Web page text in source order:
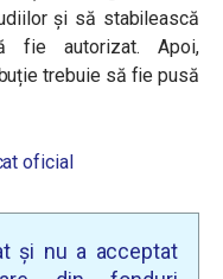
și să stabilească
fie autorizat. Apoi,
trebuie să fie pusă
oficial
și nu a acceptat